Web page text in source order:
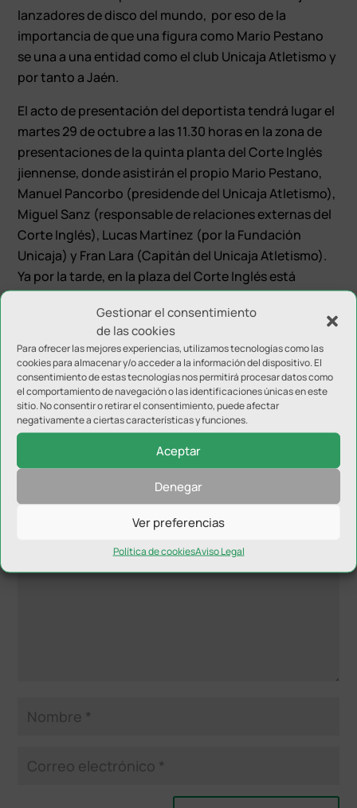
Gestionar el consentimiento
de las cookies
Para ofrecer las mejores experiencias, utilizamos tecnologías como las
cookies para almacenar y/o acceder a la información del dispositivo. El
consentimiento de estas tecnologías nos permitirá procesar datos como
el comportamiento de navegación o las identificaciones únicas en este
sitio. No consentir o retirar el consentimiento, puede afectar
negativamente a ciertas características y funciones.
Aceptar
Denegar
Ver preferencias
Política de cookiesAviso Legal
lanzadores de disco del mundo, por eso de la
importancia de que una figura como Mario Pestano
se una a una entidad como el club Unicaja Atletismo y
por tanto a Jaén.
El acto de presentación del deportista tendrá lugar el
martes 29 de octubre a las 11.30 horas en la zona de
presentaciones de la quinta planta del Corte Inglés
jiennense, donde asistirán el propio Mario Pestano,
Manuel Pancorbo (presidende del Unicaja Atletismo),
Miguel Sanz (responsable de relaciones externas del
Corte Inglés), Lucas Martínez (por la Fundación
Unicaja) y Fran Lara (Capitán del Unicaja Atletismo).
Ya por la tarde, en la plaza del Corte Inglés está
previsto que los niños de las escuelas de atletismo del
club, realicen actividades con Mario Pestano
finalizando la jornada con firma de autógrafos y
sesión fotográfica con él.
Tu dirección de correo electrónico no será publicada.Los
campos obligatorios están marcados con